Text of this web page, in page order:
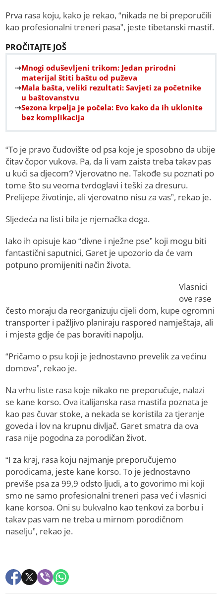
Prva rasa koju, kako je rekao, “nikada ne bi preporučili
kao profesionalni treneri pasa”, jeste tibetanski mastif.
PROČITAJTE JOŠ
Mnogi oduševljeni trikom: Jedan prirodni
materijal štiti baštu od puževa
Mala bašta, veliki rezultati: Savjeti za početnike
u baštovanstvu
Sezona krpelja je počela: Evo kako da ih uklonite
bez komplikacija
“To je pravo čudovište od psa koje je sposobno da ubije
čitav čopor vukova. Pa, da li vam zaista treba takav pas
u kući sa djecom? Vjerovatno ne. Takođe su poznati po
tome što su veoma tvrdoglavi i teški za dresuru.
Prelijepe životinje, ali vjerovatno nisu za vas”, rekao je.
Sljedeća na listi bila je njemačka doga.
Iako ih opisuje kao “divne i nježne pse” koji mogu biti
fantastični saputnici, Garet je upozorio da će vam
potpuno promijeniti način života.
Vlasnici
ove rase
često moraju da reorganizuju cijeli dom, kupe ogromni
transporter i pažljivo planiraju raspored namještaja, ali
i mjesta gdje će pas boraviti napolju.
“Pričamo o psu koji je jednostavno prevelik za većinu
domova”, rekao je.
Na vrhu liste rasa koje nikako ne preporučuje, nalazi
se kane korso. Ova italijanska rasa mastifa poznata je
kao pas čuvar stoke, a nekada se koristila za tjeranje
goveda i lov na krupnu divljač. Garet smatra da ova
rasa nije pogodna za porodičan život.
“I za kraj, rasa koju najmanje preporučujemo
porodicama, jeste kane korso. To je jednostavno
previše psa za 99,9 odsto ljudi, a to govorimo mi koji
smo ne samo profesionalni treneri pasa već i vlasnici
kane korsoa. Oni su bukvalno kao tenkovi za borbu i
takav pas vam ne treba u mirnom porodičnom
naselju”, rekao je.